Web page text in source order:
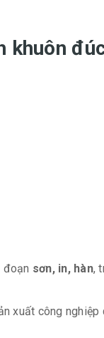
đoạn sơn, in, hàn,
xuất công nghiệp